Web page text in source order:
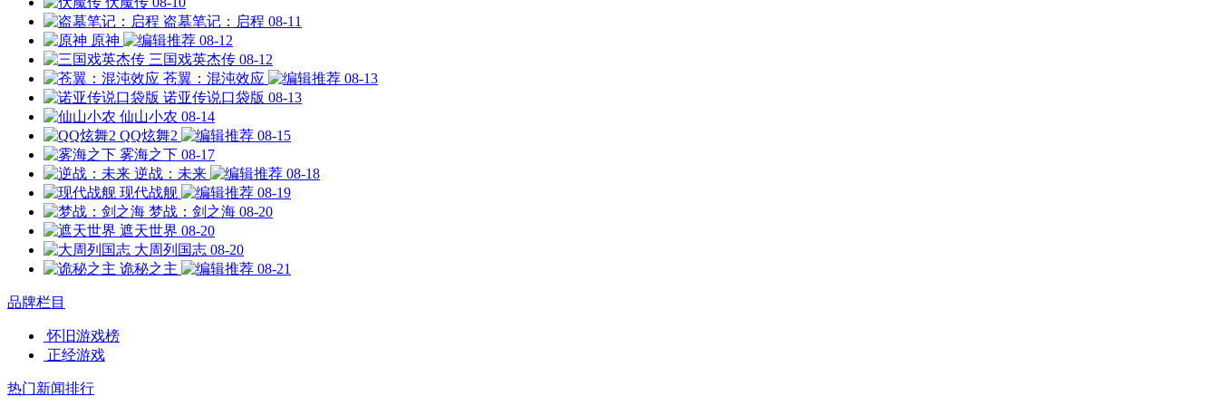
盗墓笔记：启程 08-11
原神
08-12
三国戏英杰传 08-12
苍翼：混沌效应
08-13
诺亚传说口袋版 08-13
仙山小农 08-14
QQ炫舞2
08-15
雾海之下 08-17
逆战：未来
08-18
现代战舰
08-19
梦战：剑之海 08-20
遮天世界 08-20
大周列国志 08-20
诡秘之主
08-21
品牌栏目
怀旧游戏榜
正经游戏
热门新闻排行